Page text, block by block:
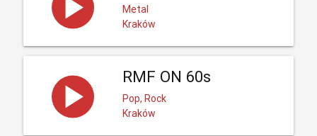
Metal
Kraków
RMF ON 60s
Pop, Rock
Kraków